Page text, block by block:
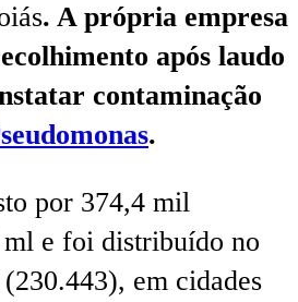
. A própria empresa
após laudo
contaminação
.
por 374,4 mil
ml e foi distribuído no
em cidades